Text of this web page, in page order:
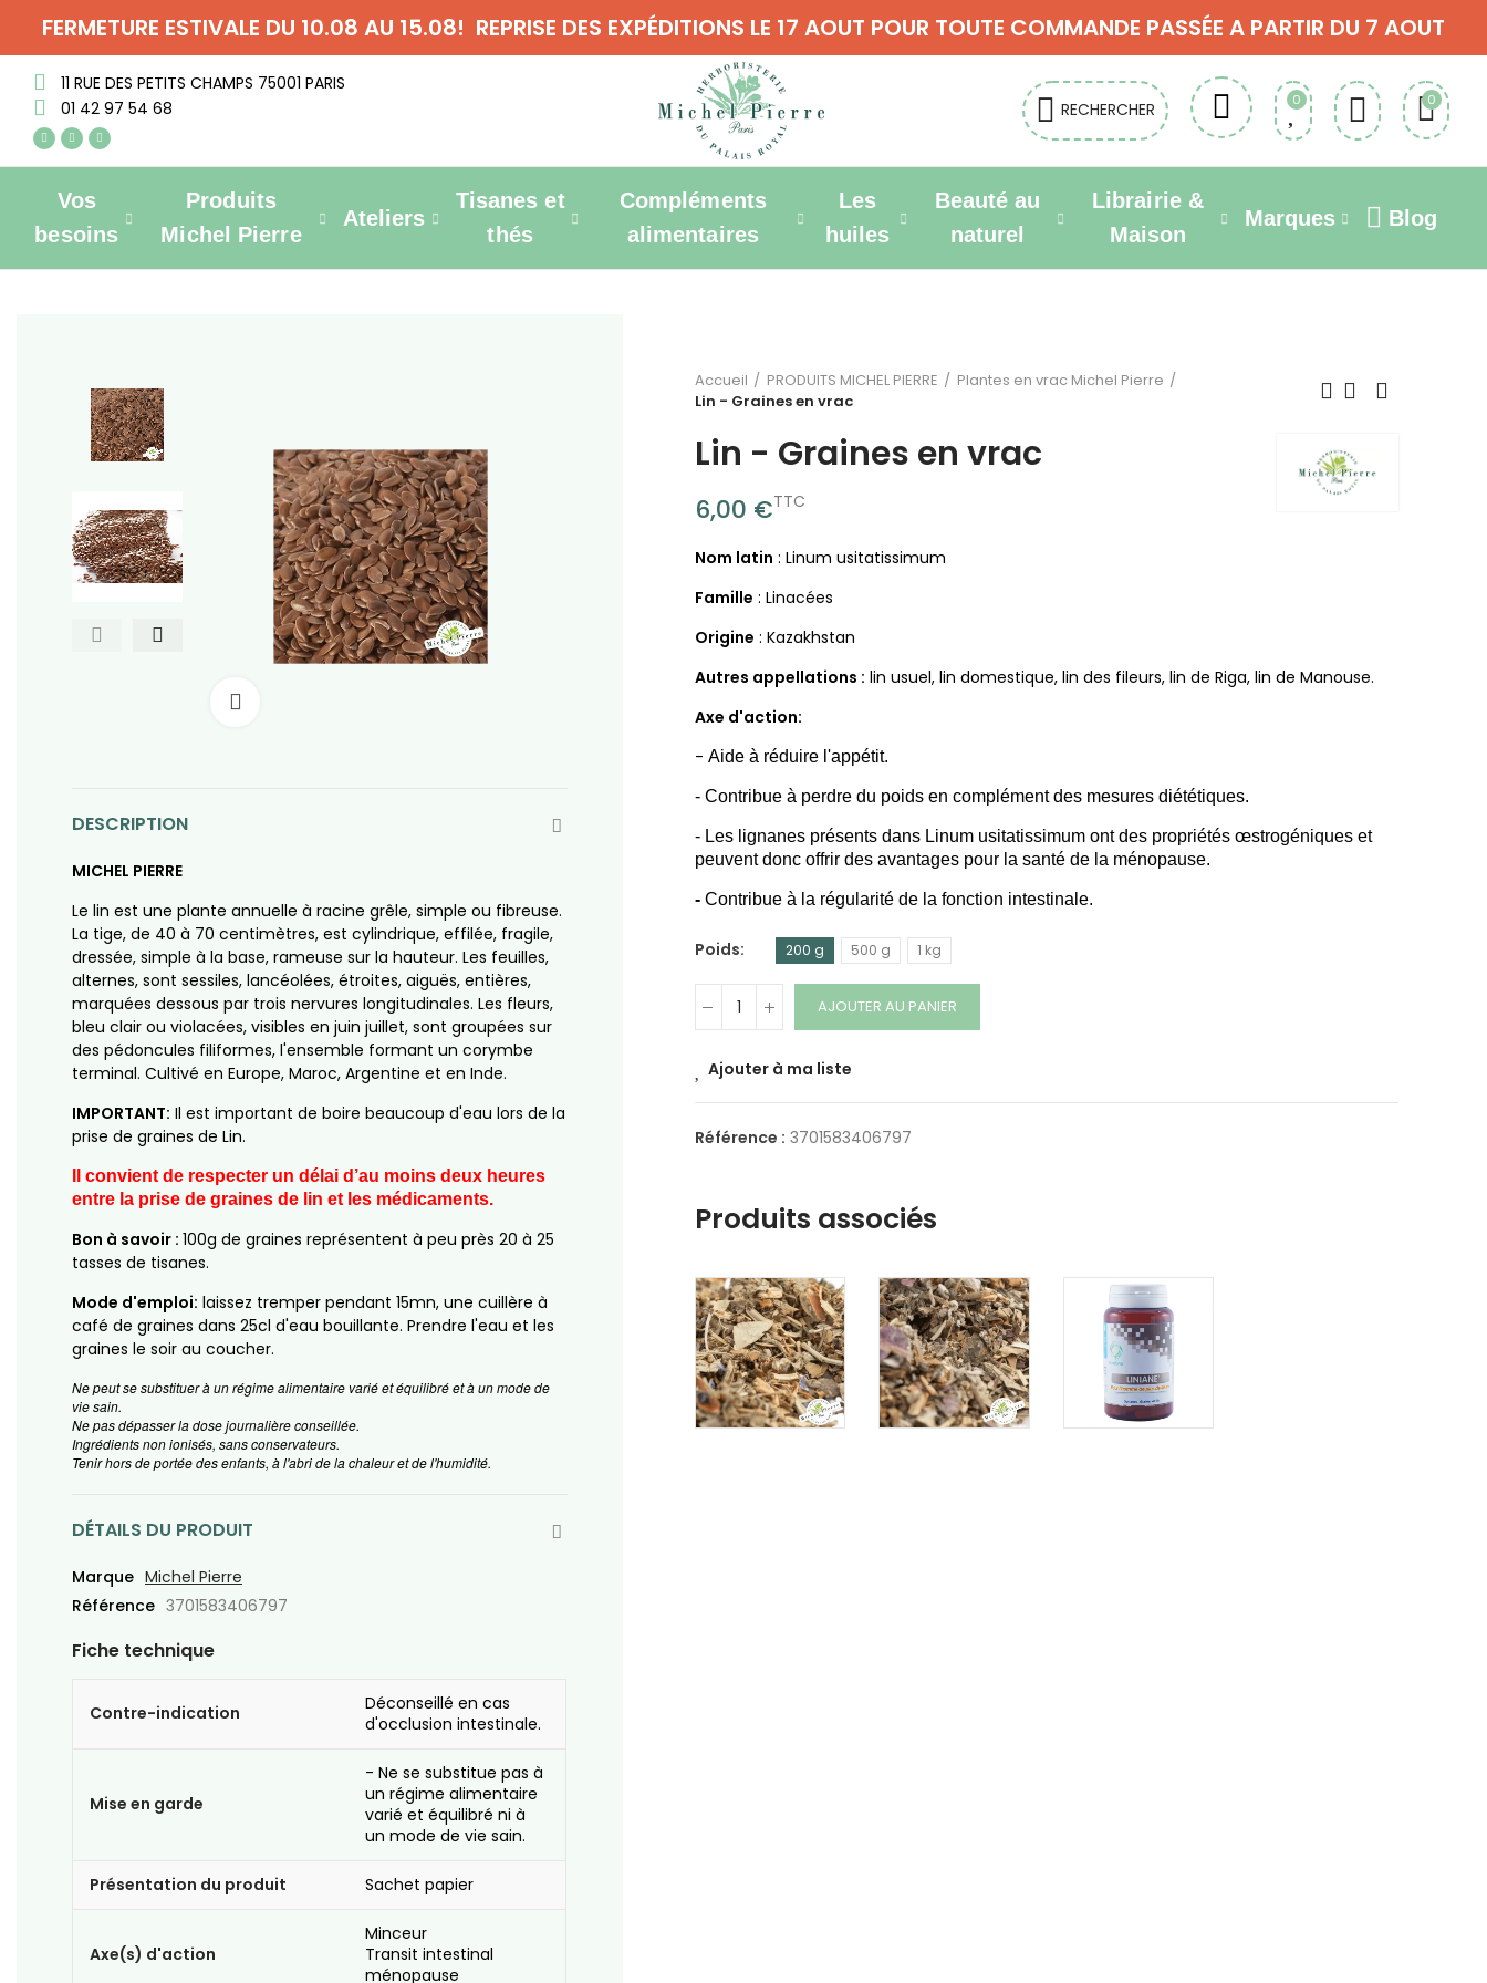
FERMETURE ESTIVALE DU 10.08 AU 15.08! REPRISE DES EXPÉDITIONS LE 17 AOUT POUR TOUTE COMMANDE PASSÉE A PARTIR DU 7 AOUT
11 RUE DES PETITS CHAMPS 75001 PARIS
01 42 97 54 68
RECHERCHER 0 0
Vos
besoins
Produits
Michel Pierre
Ateliers
Tisanes et
thés
Compléments
alimentaires
Les
huiles
Beauté au
naturel
Librairie &
Maison
Marques Blog
DESCRIPTION
MICHEL PIERRE
Le lin est une plante annuelle à racine grêle, simple ou fibreuse.
La tige, de 40 à 70 centimètres, est cylindrique, effilée, fragile,
dressée, simple à la base, rameuse sur la hauteur. Les feuilles,
alternes, sont sessiles, lancéolées, étroites, aiguës, entières,
marquées dessous par trois nervures longitudinales. Les fleurs,
bleu clair ou violacées, visibles en juin juillet, sont groupées sur
des pédoncules filiformes, l'ensemble formant un corymbe
terminal. Cultivé en Europe, Maroc, Argentine et en Inde.
IMPORTANT: Il est important de boire beaucoup d'eau lors de la
prise de graines de Lin.
Il convient de respecter un délai d’au moins deux heures
entre la prise de graines de lin et les médicaments.
Bon à savoir : 100g de graines représentent à peu près 20 à 25
tasses de tisanes.
Mode d'emploi: laissez tremper pendant 15mn, une cuillère à
café de graines dans 25cl d'eau bouillante. Prendre l'eau et les
graines le soir au coucher.
Ne peut se substituer à un régime alimentaire varié et équilibré et à un mode de
vie sain.
Ne pas dépasser la dose journalière conseillée.
Ingrédients non ionisés, sans conservateurs.
Tenir hors de portée des enfants, à l'abri de la chaleur et de l'humidité.
DÉTAILS DU PRODUIT
Marque Michel Pierre
Référence 3701583406797
Fiche technique
Contre-indication
Déconseillé en cas
d'occlusion intestinale.
Mise en garde
- Ne se substitue pas à
un régime alimentaire
varié et équilibré ni à
un mode de vie sain.
Présentation du produit Sachet papier
Axe(s) d'action
Minceur
Transit intestinal
ménopause
Accueil PRODUITS MICHEL PIERRE
Plantes en vrac Michel Pierre
Lin - Graines en vrac
Lin - Graines en vrac
6,00 €TTC
Nom latin : Linum usitatissimum
Famille : Linacées
Origine : Kazakhstan
Autres appellations : lin usuel, lin domestique, lin des fileurs, lin de Riga, lin de Manouse.
Axe d'action:
- Aide à réduire l'appétit.
- Contribue à perdre du poids en complément des mesures diététiques.
- Les lignanes présents dans Linum usitatissimum ont des propriétés œstrogéniques et
peuvent donc offrir des avantages pour la santé de la ménopause.
- Contribue à la régularité de la fonction intestinale.
Poids 200 g 500 g 1 kg
AJOUTER AU PANIER
Ajouter à ma liste
Référence : 3701583406797
Produits associés